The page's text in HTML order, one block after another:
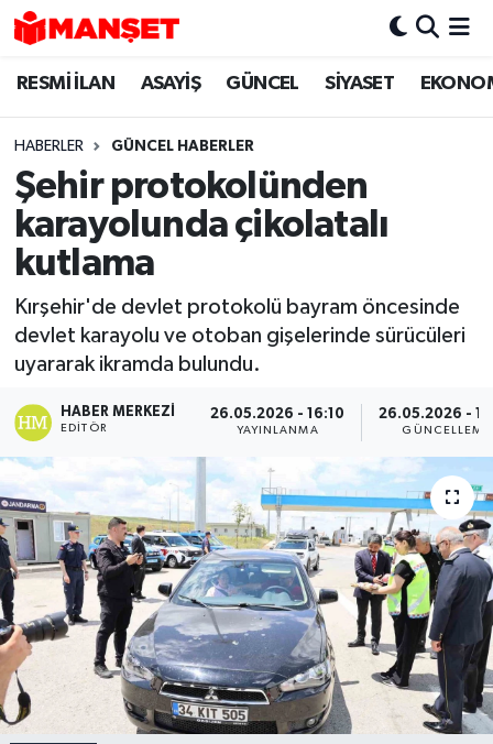
RESMİ İLAN ASAYİŞ GÜNCEL SİYASET
HABERLER GÜNCEL HABERLER
Şehir protokolünden
karayolunda çikolatalı
kutlama
Kırşehir'de devlet protokolü bayram öncesinde
devlet karayolu ve otoban gişelerinde sürücüleri
uyararak ikramda bulundu.
HABER MERKEZI
EDITÖR
26.05.2026 - 16:10
YAYINLANMA
26.05.2026 -
GÜNCELLEME
Hava Durumu
Trafik Durumu
Süper Lig Puan Durumu ve Fikstür
Tüm Manşetler
Son Dakika Haberleri
Haber Arşivi